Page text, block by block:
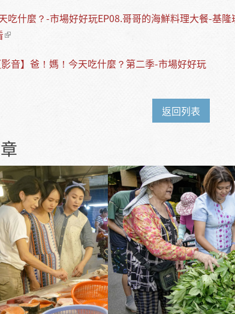
吃什麼？-市場好好玩EP08.哥哥的海鮮料理大餐-基
影音】爸！媽！今天吃什麼？第二季-市場好好玩
返回列表